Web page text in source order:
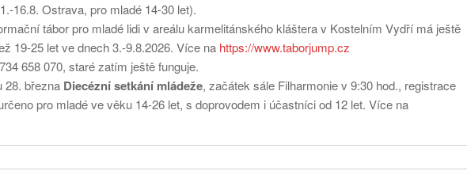
16.8. Ostrava, pro mladé 14-30 let).
tábor pro mladé lidi v areálu karmelitánského kláštera v Kostelním Vydří má ještě
19-25 let ve dnech 3.-9.8.2026. Více na https://www.taborjump.cz
734 658 070, staré zatím ještě funguje.
28. března Diecézní setkání mládeže, začátek sále Filharmonie v 9:30 hod., registrace
pro mladé ve věku 14-26 let, s doprovodem i účastníci od 12 let. Více na